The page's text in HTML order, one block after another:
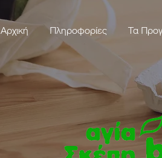
Αρχική Πληροφορίες Τα